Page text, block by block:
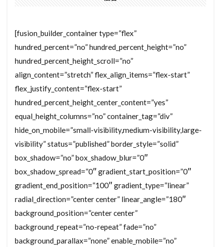
[fusion_builder_container type=”flex”
hundred_percent=”no” hundred_percent_height=”no”
hundred_percent_height_scroll=”no”
align_content=”stretch” flex_align_items=”flex-start”
flex_justify_content=”flex-start”
hundred_percent_height_center_content=”yes”
equal_height_columns=”no” container_tag=”div”
hide_on_mobile=”small-visibility,medium-visibility,large-
visibility” status=”published” border_style=”solid”
box_shadow=”no” box_shadow_blur=”0″
box_shadow_spread=”0″ gradient_start_position=”0″
gradient_end_position=”100″ gradient_type=”linear”
radial_direction=”center center” linear_angle=”180″
background_position=”center center”
background_repeat=”no-repeat” fade=”no”
background_parallax=”none” enable_mobile=”no”